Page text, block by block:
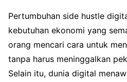
Pertumbuhan side hustle
kebutuhan ekonomi yang
orang mencari cara untuk
tanpa harus meninggalkan
Selain itu, dunia digital